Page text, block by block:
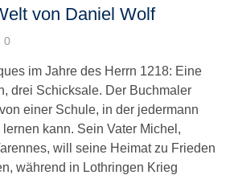
von Daniel Wolf
0
im Jahre des Herrn 1218: Eine
drei Schicksale. Der Buchmaler
einer Schule, in der jedermann
kann. Sein Vater Michel,
will seine Heimat zu Frieden
während in Lothringen Krieg